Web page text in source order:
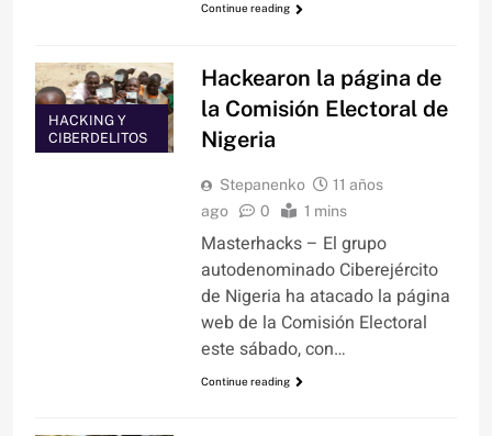
Continue reading
HACKING Y
CIBERDELITOS
Hackearon la página de
la Comisión Electoral de
Nigeria
Stepanenko
11 años
ago
0 1 mins
Masterhacks – El grupo
autodenominado Ciberejército
de Nigeria ha atacado la página
web de la Comisión Electoral
este sábado, con…
Continue reading